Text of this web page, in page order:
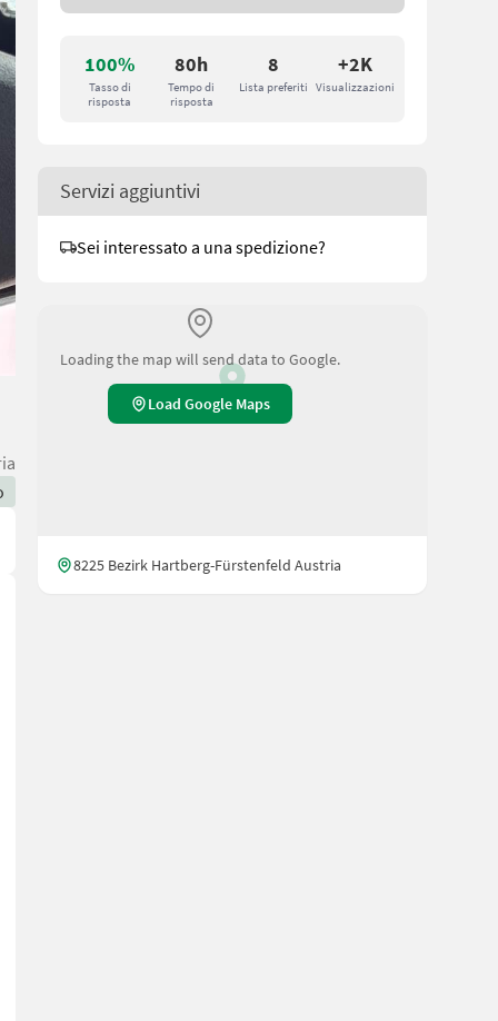
100%
Tasso di
risposta
80h
Tempo di
risposta
8
Lista preferiti
+2K
Visualizzazioni
Servizi aggiuntivi
Sei interessato a una spedizione?
Loading the map will send data to Google.
Load Google Maps
8225 Bezirk Hartberg-Fürstenfeld Austria